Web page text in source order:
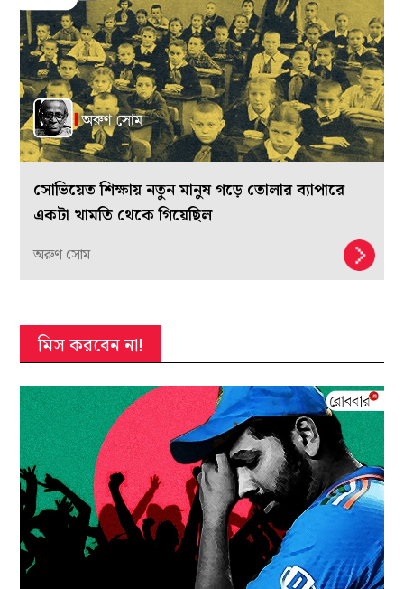
সোভিয়েত শিক্ষায় নতুন মানুষ গড়ে তোলার ব্যাপারে
একটা খামতি থেকে গিয়েছিল
অরুণ সোম
মিস করবেন না!